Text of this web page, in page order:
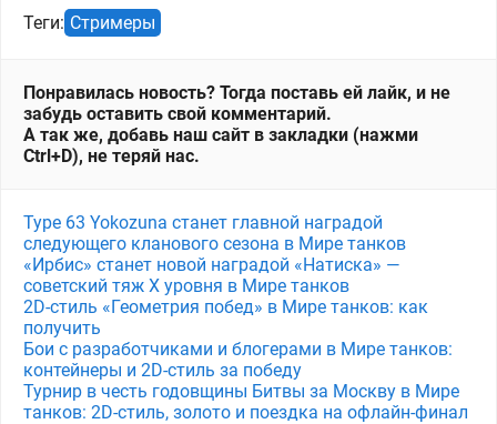
Теги: Стримеры
Понравилась новость? Тогда поставь ей лайк, и не
забудь оставить свой комментарий.
А так же, добавь наш сайт в закладки (нажми
Ctrl+D), не теряй нас.
Type 63 Yokozuna станет главной наградой
следующего кланового сезона в Мире танков
«Ирбис» станет новой наградой «Натиска» —
советский тяж X уровня в Мире танков
2D-стиль «Геометрия побед» в Мире танков: как
получить
Бои с разработчиками и блогерами в Мире танков:
контейнеры и 2D-стиль за победу
Турнир в честь годовщины Битвы за Москву в Мире
танков: 2D-стиль, золото и поездка на офлайн-финал